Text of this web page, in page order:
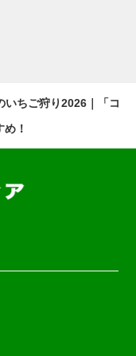
いちご狩り2026｜「コ
！